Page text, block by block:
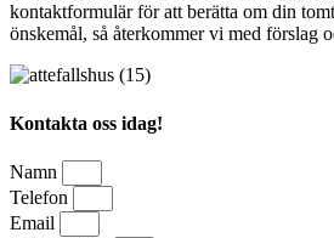
kontaktformulär för att berätta om din
önskemål, så återkommer vi med förslag
Kontakta oss idag!
Namn
Telefon
Email